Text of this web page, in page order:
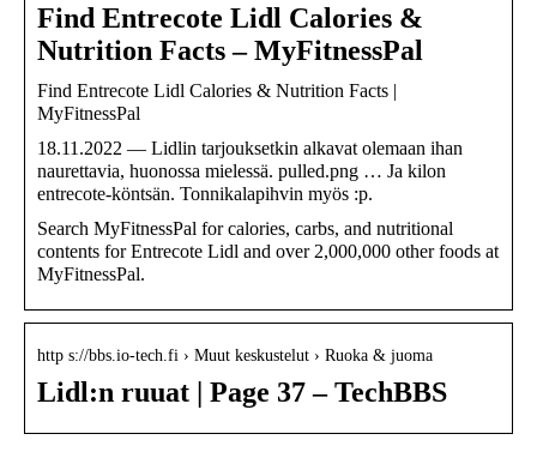
Find Entrecote Lidl Calories &
Nutrition Facts – MyFitnessPal
Find Entrecote Lidl Calories & Nutrition Facts |
MyFitnessPal
18.11.2022 — Lidlin tarjouksetkin alkavat olemaan ihan
naurettavia, huonossa mielessä. pulled.png … Ja kilon
entrecote-köntsän. Tonnikalapihvin myös :p.
Search MyFitnessPal for calories, carbs, and nutritional
contents for Entrecote Lidl and over 2,000,000 other foods at
MyFitnessPal.
http s://bbs.io-tech.fi › Muut keskustelut › Ruoka & juoma
Lidl:n ruuat | Page 37 – TechBBS